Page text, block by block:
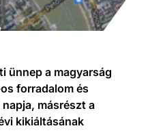
ünnep a magyarság
forradalom és
másrészt a
kikiáltásának